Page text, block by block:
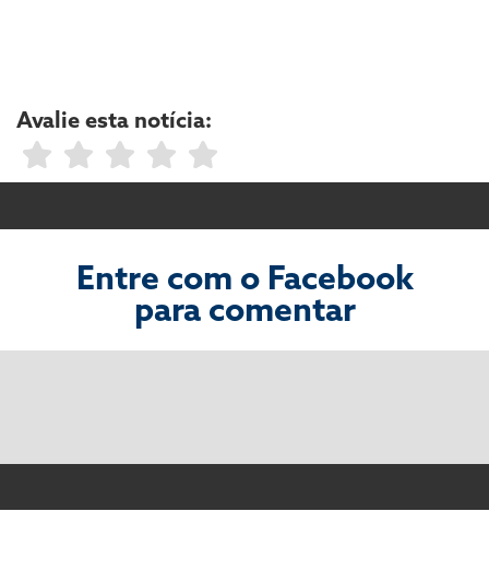
Avalie esta notícia:
Entre com o Facebook
para comentar